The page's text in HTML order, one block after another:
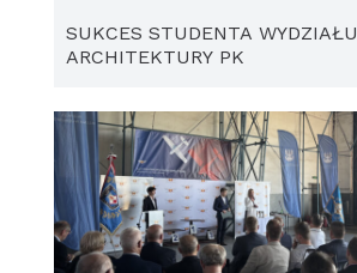
SUKCES STUDENTA WYDZIAŁU
ARCHITEKTURY PK